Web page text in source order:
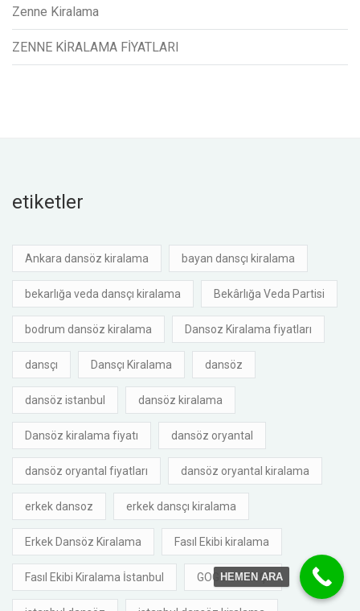
Zenne Kiralama
ZENNE KİRALAMA FİYATLARI
etiketler
Ankara dansöz kiralama bayan dansçı kiralama
bekarlığa veda dansçı kiralama Bekârlığa Veda Partisi
bodrum dansöz kiralama Dansoz Kiralama fiyatları
dansçı Dansçı Kiralama dansöz
dansöz istanbul dansöz kiralama
Dansöz kiralama fiyatı dansöz oryantal
dansöz oryantal fiyatları dansöz oryantal kiralama
erkek dansoz erkek dansçı kiralama
Erkek Dansöz Kiralama Fasıl Ekibi kiralama
Fasıl Ekibi Kiralama İstanbul GOGO DANSÇI
HEMEN ARA